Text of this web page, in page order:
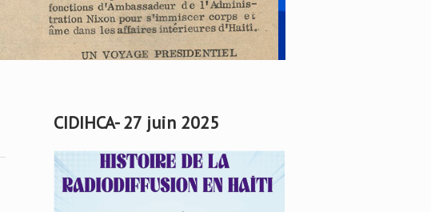
CIDIHCA- 27 juin 2025